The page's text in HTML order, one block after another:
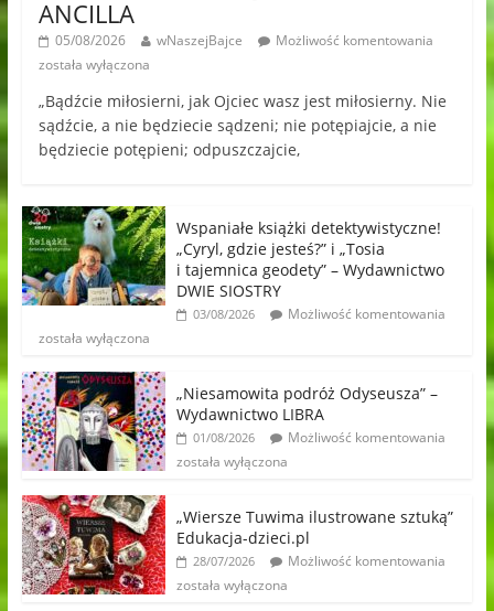
ANCILLA
05/08/2026 wNaszejBajce
Możliwość komentowania
została wyłączona
„Bądźcie miłosierni, jak Ojciec wasz jest miłosierny. Nie
sądźcie, a nie będziecie sądzeni; nie potępiajcie, a nie
będziecie potępieni; odpuszczajcie,
Wspaniałe książki detektywistyczne!
„Cyryl, gdzie jesteś?” i „Tosia
i tajemnica geodety” – Wydawnictwo
DWIE SIOSTRY
03/08/2026
Możliwość komentowania
została wyłączona
„Niesamowita podróż Odyseusza” –
Wydawnictwo LIBRA
01/08/2026
Możliwość komentowania
została wyłączona
„Wiersze Tuwima ilustrowane sztuką”
Edukacja-dzieci.pl
28/07/2026
Możliwość komentowania
została wyłączona